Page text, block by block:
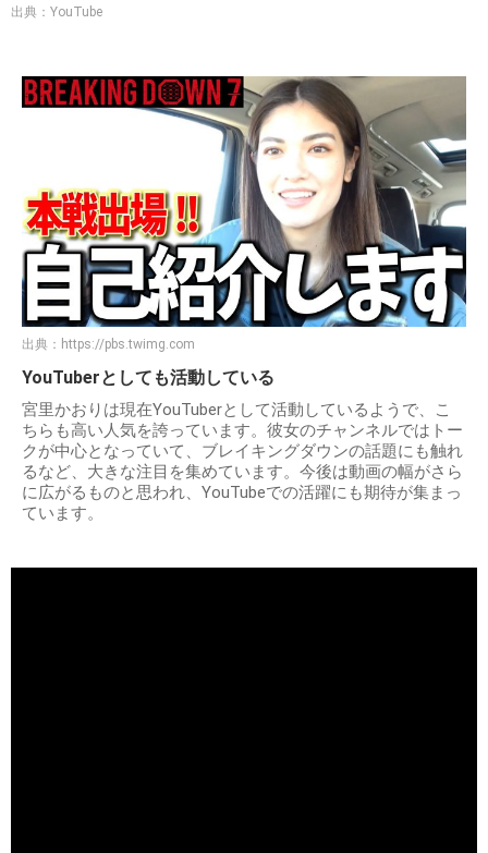
出典：YouTube
出典： https://pbs.twimg.com
YouTuberとしても活動している
宮里かおりは現在YouTuberとして活動しているようで、こ
ちらも高い人気を誇っています。彼女のチャンネルではトー
クが中心となっていて、ブレイキングダウンの話題にも触れ
るなど、大きな注目を集めています。今後は動画の幅がさら
に広がるものと思われ、YouTubeでの活躍にも期待が集まっ
ています。